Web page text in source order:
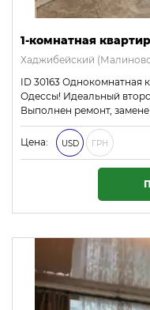
1-комнатная
Хаджибейский
ID 30163 Однокомнатная
Одессы! Идеальный
Выполнен ремонт,
Цена: USD ГРН